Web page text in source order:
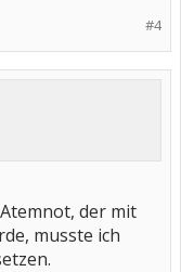
#4
der mit
musste ich